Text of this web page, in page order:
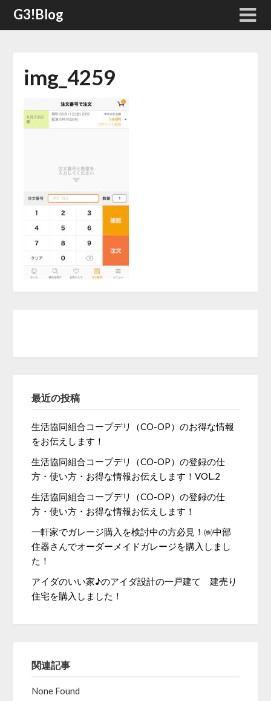
SkipG3!Blog
img_4259
最近の投稿
生活協同組合コープデリ（CO-OP）のお得な情報
をお伝えします！
生活協同組合コープデリ（CO-OP）の登録の仕
方・使い方・お得な情報お伝えします！VOL.2
生活協同組合コープデリ（CO-OP）の登録の仕
方・使い方・お得な情報お伝えします！
一軒家でガレージ購入を検討中の方必見！㈱中部
住器さんでオーダーメイドガレージを購入しまし
た！
アイダのいい家♪のアイダ設計の一戸建て 建売り
住宅を購入しました！
関連記事
None Found